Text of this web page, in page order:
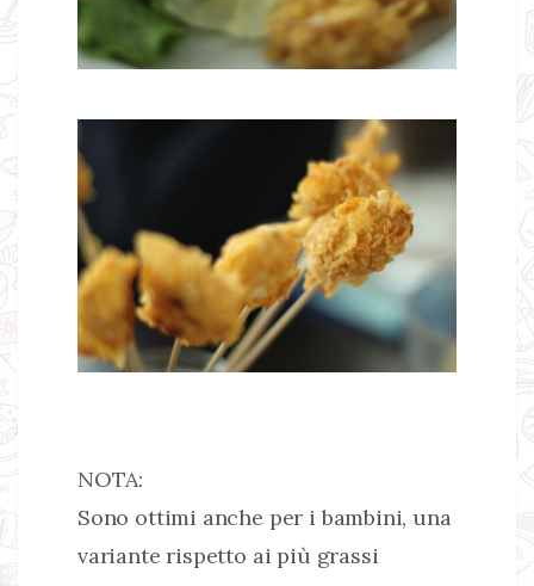
NOTA:
Sono ottimi anche per i bambini, una
variante rispetto ai più grassi